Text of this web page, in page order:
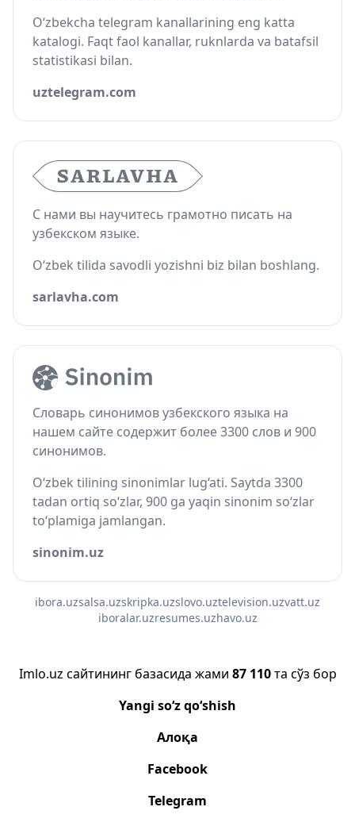
O‘zbekcha telegram kanallarining eng katta
katalogi. Faqt faol kanallar, ruknlarda va batafsil
statistikasi bilan.
uztelegram.com
С нами вы научитесь грамотно писать на
узбекском языке.
O‘zbek tilida savodli yozishni biz bilan boshlang.
sarlavha.com
Словарь синонимов узбекского языка на
нашем сайте содержит более 3300 слов и 900
синонимов.
O‘zbek tilining sinonimlar lug‘ati. Saytda 3300
tadan ortiq so‘zlar, 900 ga yaqin sinonim so‘zlar
to‘plamiga jamlangan.
sinonim.uz
ibora.uzsalsa.uzskripka.uzslovo.uztelevision.uzvatt.uz
iboralar.uzresumes.uzhavo.uz
Imlo.uz сайтининг базасида жами 87 110та сўз бор
Yangi so‘z qo‘shish
Алоқа
Facebook
Telegram